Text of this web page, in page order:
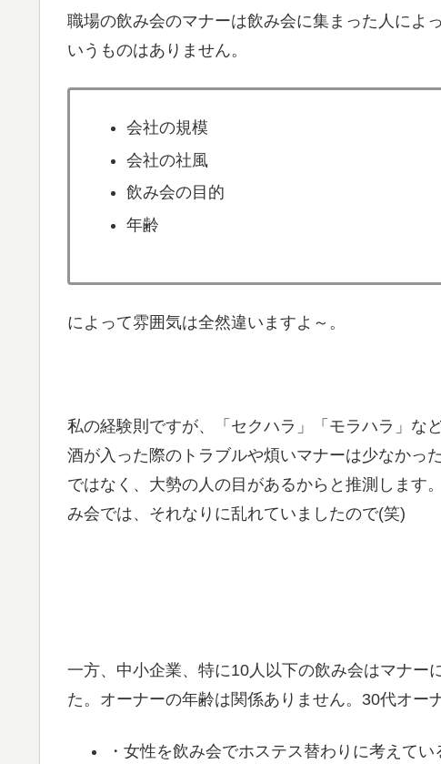
職場の飲み会のマナーは飲み会に集まった人によ
いうものはありません。
会社の規模
会社の社風
飲み会の目的
年齢
によって雰囲気は全然違いますよ～。
私の経験則ですが、「セクハラ」「モラハラ」な
酒が入った際のトラブルや煩いマナーは少なかっ
ではなく、大勢の人の目があるからと推測します
み会では、それなりに乱れていましたので(笑)
一方、中小企業、特に10人以下の飲み会はマナー
た。オーナーの年齢は関係ありません。30代オー
・女性を飲み会でホステス替わりに考えてい